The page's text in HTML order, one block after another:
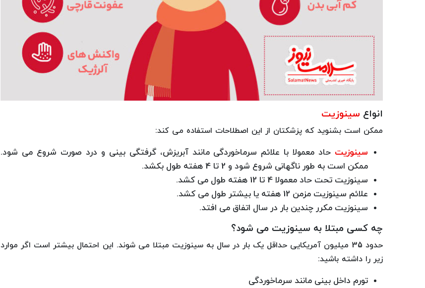
انواع سینوزیت
ممکن است بشنوید که پزشکتان از این اصطلاحات استفاده می کند:
سینوزیت حاد معمولا با علائم سرماخوردگی مانند آبریزش، گرفتگی بینی و درد صورت شروع می شود.
ممکن است به طور ناگهانی شروع شود و 2 تا 4 هفته طول بکشد.
سینوزیت تحت حاد معمولا 4 تا 12 هفته طول می کشد.
علائم سینوزیت مزمن 12 هفته یا بیشتر طول می کشد.
سینوزیت مکرر چندین بار در سال اتفاق می افتد.
چه کسی مبتلا به سینوزیت می شود؟
حدود 35 میلیون آمریکایی حداقل یک بار در سال به سینوزیت مبتلا می شوند. این احتمال بیشتر است اگر موارد
زیر را داشته باشید:
تورم داخل بینی مانند سرماخوردگی